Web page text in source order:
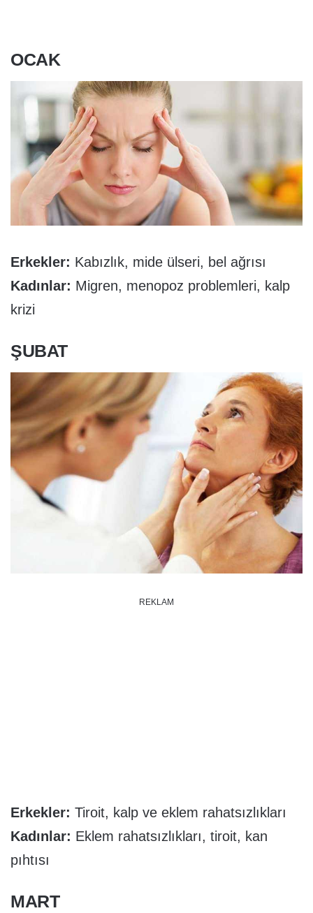
OCAK
Erkekler: Kabızlık, mide ülseri, bel ağrısı
Kadınlar: Migren, menopoz problemleri, kalp
krizi
ŞUBAT
REKLAM
Erkekler: Tiroit, kalp ve eklem rahatsızlıkları
Kadınlar: Eklem rahatsızlıkları, tiroit, kan
pıhtısı
MART